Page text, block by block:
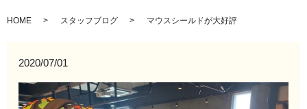
HOME スタッフブログ マウスシールドが大好評
2020/07/01